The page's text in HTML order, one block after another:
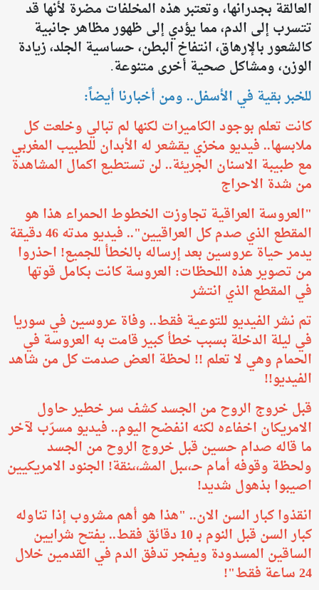
العالقة بجدرانها، وتعتبر هذه المخلفات مضرة لأنها قد
تتسرب إلى الدم، مما يؤدي إلى ظهور مظاهر جانبية
كالشعور بالإرهاق، انتفاخ البطن، حساسية الجلد، زيادة
الوزن، ومشاكل صحية أخرى متنوعة.
للخبر بقية في الأسفل.. ومن أخبارنا أيضاً:
كانت تعلم بوجود الكاميرات لكنها لم تبالي وخلعت كل
ملابسها.. فيديو مخزي يقشعر له الأبدان للطبيب المغربي
مع طبيبة الاسنان الجريئة.. لن تستطيع اكمال المشاهدة
من شدة الاحراج
​"العروسة العراقية تجاوزت الخطوط الحمراء هذا هو
المقطع الذي صدم كل العراقيين".. فيديو مدته 46 دقيقة
يدمر حياة عروسين بعد إرساله بالخطأ للجميع! احذروا
من تصوير هذه اللحظات: العروسة كانت بكامل قوتها
في المقطع الذي انتشر
تم نشر الفيديو للتوعية فقط.. وفاة عروسين في سوريا
في ليلة الدخلة بسبب خطأ كبير قامت به العروسة في
الحمام وهي لا تعلم !! لحظة العض صدمت كل من شاهد
الفيديو!!
قبل خروج الروح من الجسد كشف سر خطير حاول
الامريكان اخفاءه لكنه انفضح اليوم.. فيديو مسرّب لآخر
ما قاله صدام حسين قبل خروج الروح من الجسد
ولحظة وقوفه أمام حـ،،ـبل المشـ،،ـنقة! الجنود الامريكيين
اصيبوا بذهول شديد!
انقذوا كبار السن الان.. "هذا هو أهم مشروب إذا تناوله
كبار السن قبل النوم بـ 10 دقائق فقط.. يفتح شرايين
الساقين المسدودة ويفجر تدفق الدم في القدمين خلال
24 ساعة فقط"!